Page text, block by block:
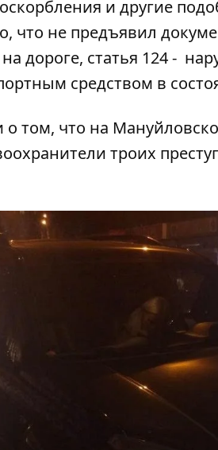
и другие
что не предъявил
дороге, статья 124 -
средством в
о том, что на
троих